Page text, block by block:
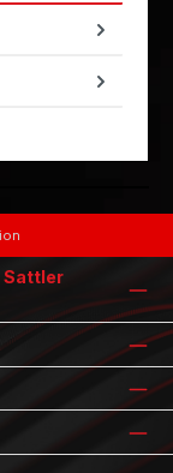
Sattler